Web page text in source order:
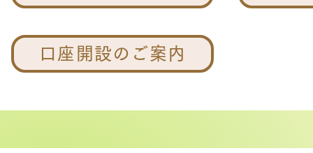
口座開設のご案内